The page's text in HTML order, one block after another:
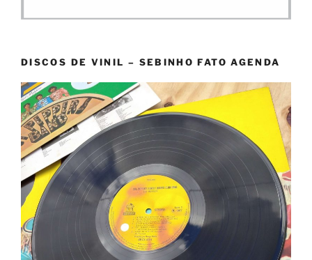
DISCOS DE VINIL – SEBINHO FATO AGENDA